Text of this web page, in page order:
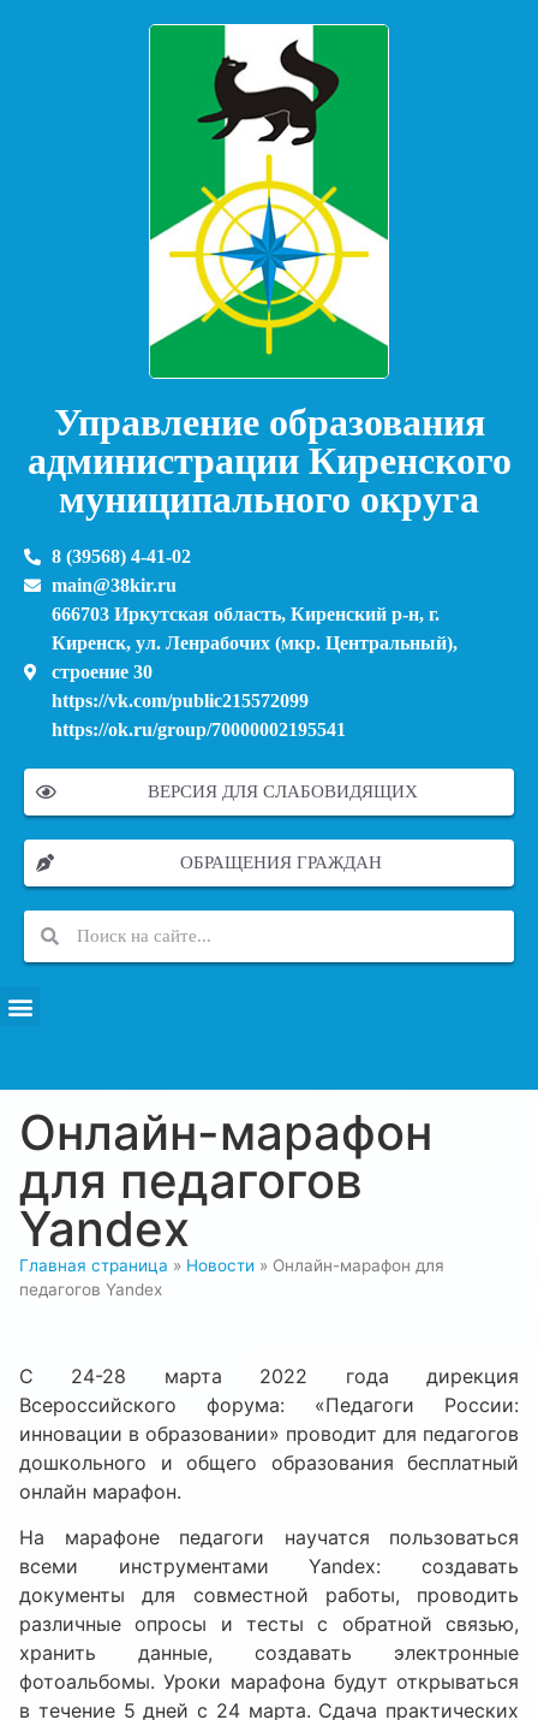
Управление образования
администрации Киренского
муниципального округа
8 (39568) 4-41-02
main@38kir.ru
666703 Иркутская область, Киренский р-н, г.
Киренск, ул. Ленрабочих (мкр. Центральный),
строение 30
https://vk.com/public215572099
https://ok.ru/group/70000002195541
ВЕРСИЯ ДЛЯ СЛАБОВИДЯЩИХ
ОБРАЩЕНИЯ ГРАЖДАН
Онлайн-марафон
для педагогов
Yandex
Главная страница » Новости » Онлайн-марафон для
педагогов Yandex
С 24-28 марта 2022 года дирекция
Всероссийского форума: «Педагоги России:
инновации в образовании» проводит для педагогов
дошкольного и общего образования бесплатный
онлайн марафон.
На марафоне педагоги научатся пользоваться
всеми инструментами Yandex: создавать
документы для совместной работы, проводить
различные опросы и тесты с обратной связью,
хранить данные, создавать электронные
фотоальбомы. Уроки марафона будут открываться
в течение 5 дней с 24 марта. Сдача практических